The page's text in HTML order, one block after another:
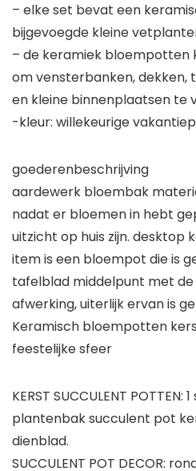
– elke set bevat een
bijgevoegde kleine
– de keramiek bloempotten
om vensterbanken, dekken,
en kleine binnenplaatsen te
-kleur: willekeurige
goederenbeschrijving
aardewerk bloembak
nadat er bloemen in hebt
uitzicht op huis zijn. desktop
item is een bloempot die is
tafelblad middelpunt met
afwerking, uiterlijk ervan is
Keramisch bloempotten
feestelijke sfeer
KERST SUCCULENT
plantenbak succulent pot
dienblad.
SUCCULENT POT DECOR: